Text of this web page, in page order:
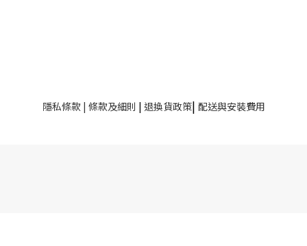
隱私條款| 條款及細則 | 退換貨政策| 配送與安裝費用